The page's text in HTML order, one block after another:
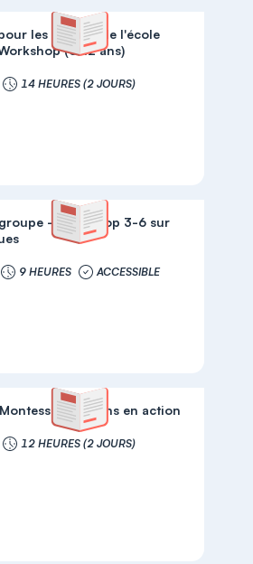
les enfants de l'école
(6/12 ans)
14 HEURES (2 JOURS)
- Workshop 3-6 sur
9 HEURES ACCESSIBLE
3-6 ans en action
12 HEURES (2 JOURS)